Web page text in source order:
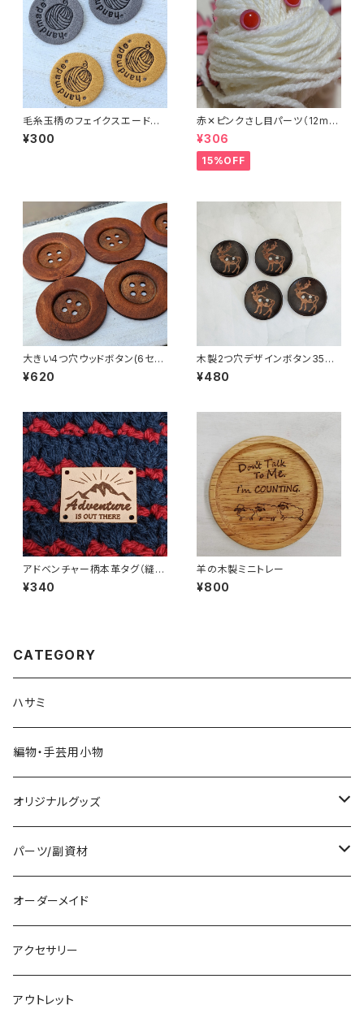
毛糸玉柄のフェイクスエード縫
い付けタグ4枚セット
¥300
赤✕ピンクさし目パーツ（12m
m）（4個セット）
¥306
15%OFF
大きい4つ穴ウッドボタン(6セン
チ)(2個セット)
¥620
木製2つ穴デザインボタン35m
mトナカイ(4個セット)
¥480
アドベンチャー柄本革タグ（縫い
付けタイプ）
¥340
羊の木製ミニトレー
¥800
CATEGORY
ハサミ
編物・手芸用小物
オリジナルグッズ
編み物パターン
パーツ/副資材
タグ
顔パーツ
ボタン
オーダーメイド
アクセサリー
アウトレット